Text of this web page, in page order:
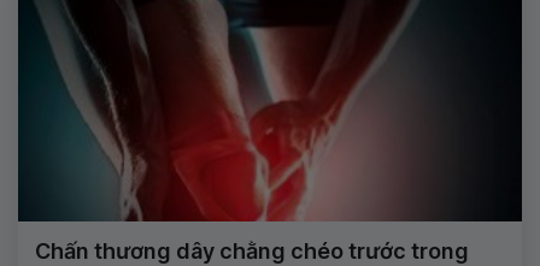
Chấn thương dây chằng chéo trước trong